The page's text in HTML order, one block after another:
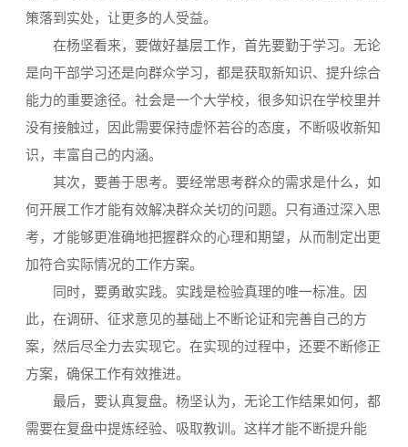
策落到实处，让更多的人受益。
在杨坚看来，要做好基层工作，首先要勤于学习。无论
是向干部学习还是向群众学习，都是获取新知识、提升综合
能力的重要途径。社会是一个大学校，很多知识在学校里并
没有接触过，因此需要保持虚怀若谷的态度，不断吸收新知
识，丰富自己的内涵。
其次，要善于思考。要经常思考群众的需求是什么，如
何开展工作才能有效解决群众关切的问题。只有通过深入思
考，才能够更准确地把握群众的心理和期望，从而制定出更
加符合实际情况的工作方案。
同时，要勇敢实践。实践是检验真理的唯一标准。因
此，在调研、征求意见的基础上不断论证和完善自己的方
案，然后尽全力去实现它。在实现的过程中，还要不断修正
方案，确保工作有效推进。
最后，要认真复盘。杨坚认为，无论工作结果如何，都
需要在复盘中提炼经验、吸取教训。这样才能不断提升能